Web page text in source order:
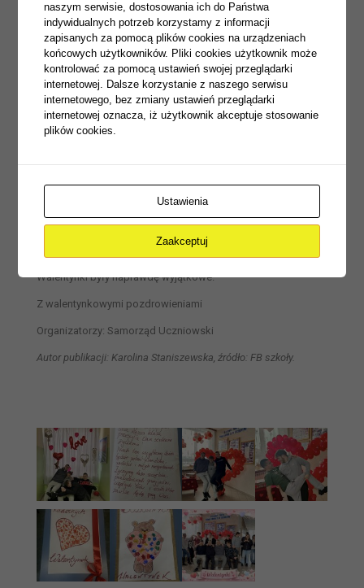
Gabriela Gajko
3 miejsce:
Patryk Wiśniewski
Aleksandra Sosnowska
Wyróżnienia:
Serdecznie gratulujemy zwycięzcom oraz dziękujemy
wszystkim uczestnikom za ogromne zaangażowanie i
Wasza wrażliwość i pomysłowość sprawiły, że szkolne
Walentynki były naprawdę wyjątkowe.
Z walentynkowymi pozdrowieniami
Organizatorzy: Samorząd Uczniowski
Autor publikacji: Karolina Staniszewska, źródło: FB szkoły.
naszym serwisie, dostosowania ich do Państwa
indywidualnych potrzeb korzystamy z informacji
zapisanych za pomocą plików cookies na urządzeniach
końcowych użytkowników. Pliki cookies użytkownik może
kontrolować za pomocą ustawień swojej przeglądarki
internetowej. Dalsze korzystanie z naszego serwisu
internetowego, bez zmiany ustawień przeglądarki
internetowej oznacza, iż użytkownik akceptuje stosowanie
plików cookies.
Ustawienia
Zaakceptuj